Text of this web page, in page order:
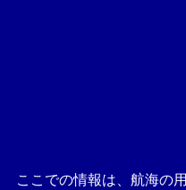
ここでの情報は、航海の